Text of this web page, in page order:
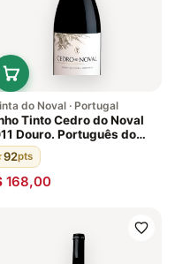
do Noval · Portugal
Tinto Cedro do Noval
Douro. Português do
Envelhecido em
de carvalho francês
pontos de Wine & Spirits
92pts
168,00